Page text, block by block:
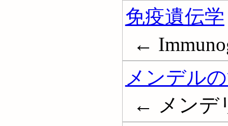
免疫遺伝学
←
メンデル
← メンデ